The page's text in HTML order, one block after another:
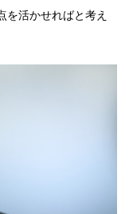
を活かせればと考え